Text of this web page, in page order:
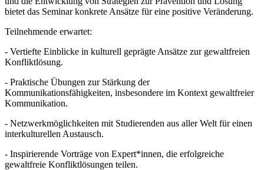
bietet das Seminar konkrete Ansätze für eine positive Veränderung.
Teilnehmende erwartet:
- Vertiefte Einblicke in kulturell geprägte Ansätze zur gewaltfreien
Konfliktlösung.
- Praktische Übungen zur Stärkung der
Kommunikationsfähigkeiten, insbesondere im Kontext gewaltfreier
Kommunikation.
- Netzwerkmöglichkeiten mit Studierenden aus aller Welt für einen
interkulturellen Austausch.
- Inspirierende Vorträge von Expert*innen, die erfolgreiche
gewaltfreie Konfliktlösungen teilen.